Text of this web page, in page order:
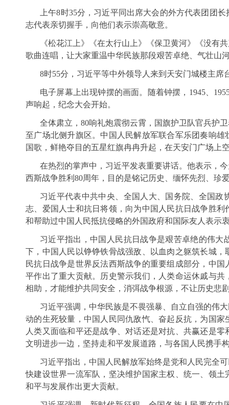
上午8时35分，习近平同出席大会的外方代表团团
志代表亲切握手，向他们表示崇高敬意。
《松花江上》《在太行山上》《保卫黄河》《没有
歌曲连唱，让大家重温中华民族那段艰苦卓绝、气壮山
8时55分，习近平等中外领导人来到天安门城楼主席
电子屏幕上出现钟摆的画面。随着钟摆，1945、
声响起，纪念大会开始。
全体肃立，80响礼炮震彻云霄，国旗护卫队官兵护
至广场北侧升旗区。中国人民解放军联合军乐团奏响
国歌，鲜艳夺目的五星红旗冉冉升起，在天安门广场上
在热烈的掌声中，习近平发表重要讲话。他表示，
西斯战争胜利80周年，目的是铭记历史、缅怀先烈、珍
习近平代表中共中央、全国人大、国务院、全国
志、爱国人士和抗日将领，向为中国人民抗日战争胜
和帮助过中国人民抵抗侵略的外国政府和国际友人表示
习近平指出，中国人民抗日战争是艰苦卓绝的伟
下，中国人民以铮铮铁骨战强敌、以血肉之躯筑长城
民抗日战争是世界反法西斯战争的重要组成部分，中
平作出了重大贡献。历史警示我们，人类命运休戚与
相助，才能维护共同安全，消弭战争根源，不让历史悲
习近平强调，中华民族是不畏强暴、自立自强的伟
动的生死较量，中国人民同仇敌忾、奋起反抗，为国
人类又面临和平还是战争、对话还是对抗、共赢还是
文明进步一边，坚持走和平发展道路，与各国人民携手
习近平指出，中国人民解放军始终是党和人民完全
快建设世界一流军队，坚决维护国家主权、统一、领
和平与发展作出更大贡献。